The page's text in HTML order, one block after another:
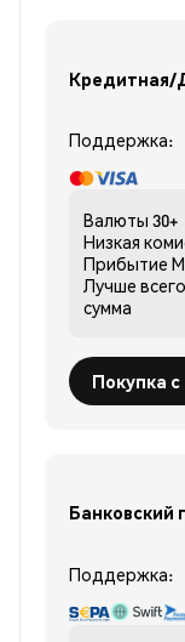
Кредитная/
Поддержка:
Валюты 30+
Низкая
Прибытие
Лучше
сумма
Покупка
Банковский
Поддержка: